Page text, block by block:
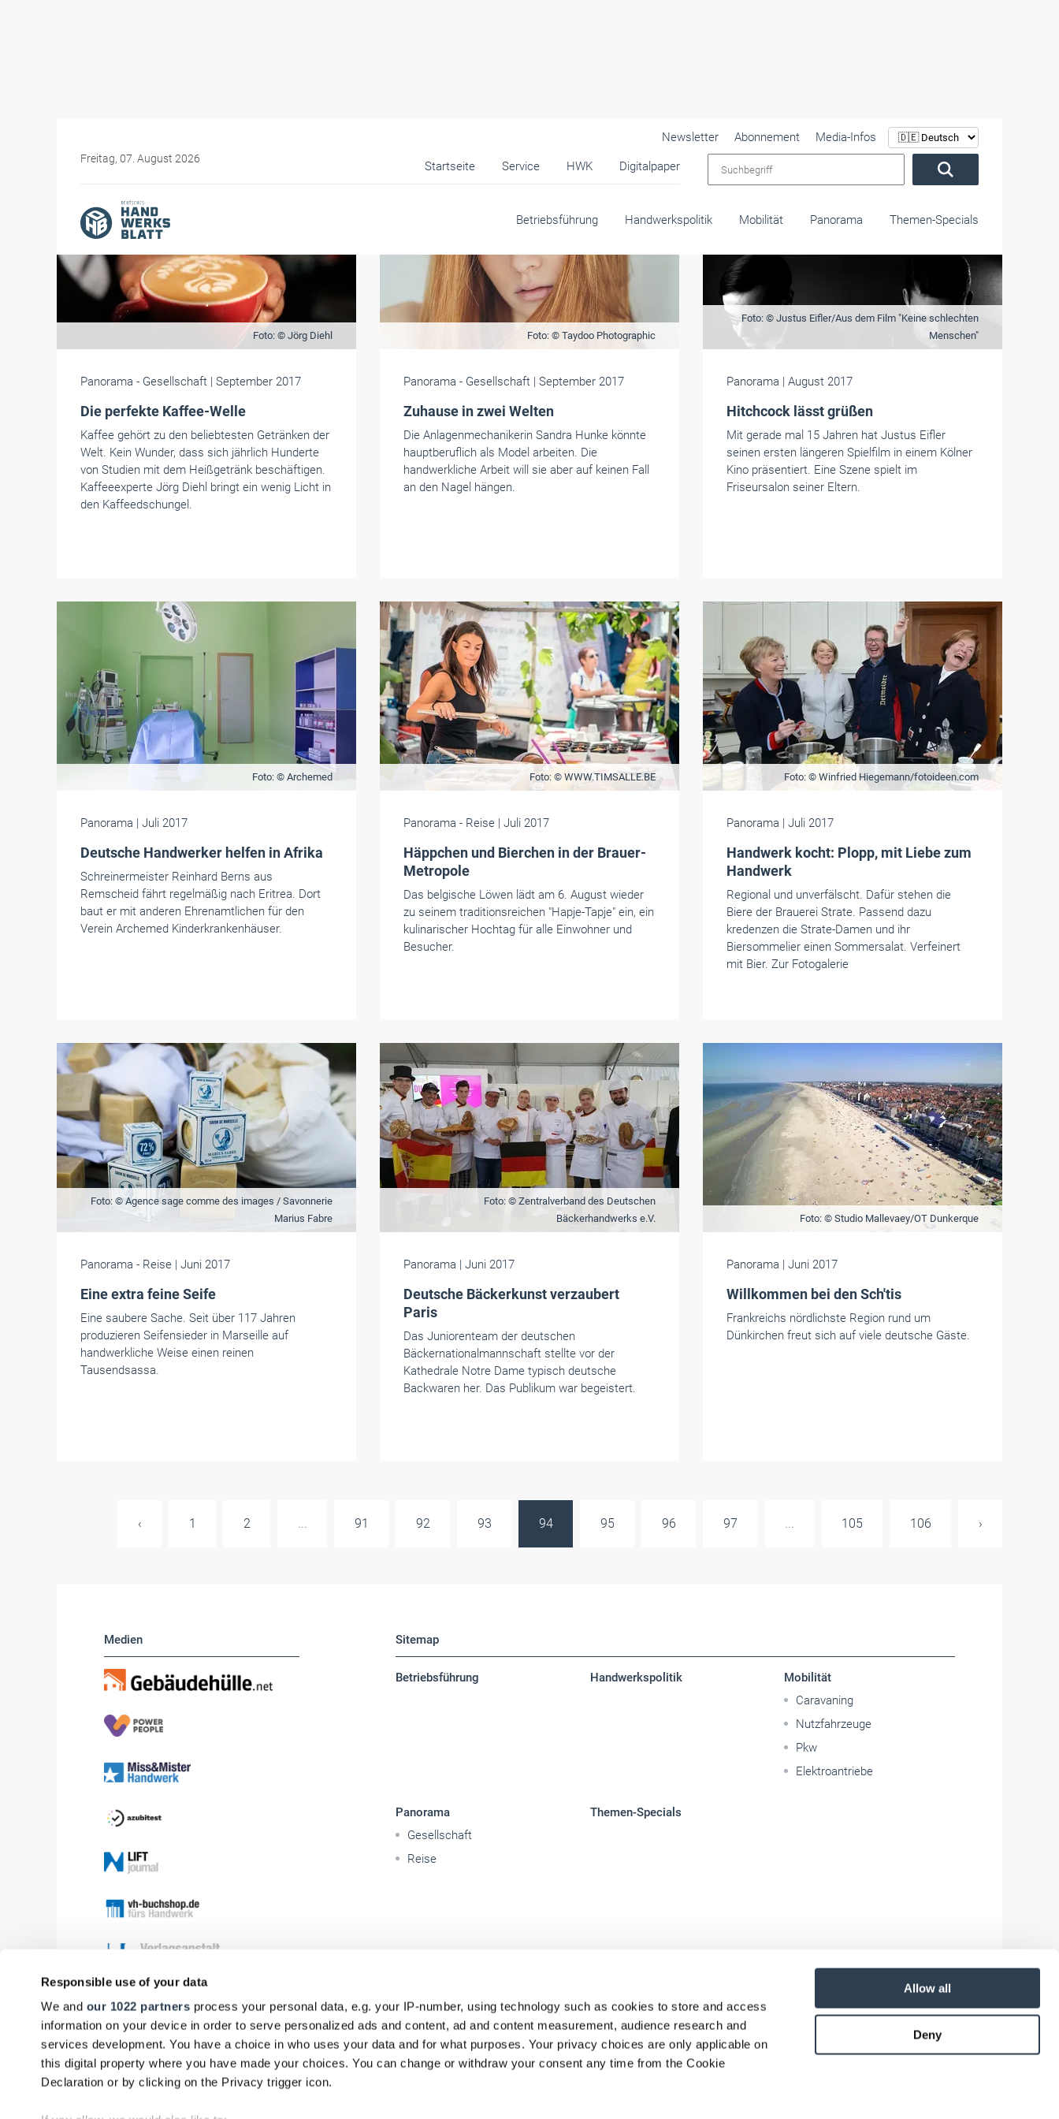
Responsible use of your data
We and our 1022 partners process your personal data, e.g. your IP-number, using technology such as cookies to store and access
information on your device in order to serve personalized ads and content, ad and content measurement, audience research and
services development. You have a choice in who uses your data and for what purposes. Your privacy choices are only applicable on
this digital property where you have made your choices. You can change or withdraw your consent any time from the Cookie
Declaration or by clicking on the Privacy trigger icon.
Allow all
Deny
Freitag, 07. August 2026
Startseite Service HWK Digitalpaper
Newsletter Abonnement
Media-Infos
Betriebsführung Handwerkspolitik Mobilität Panorama Themen-Specials
Foto: © Jörg Diehl
Panorama - Gesellschaft | September 2017
Die perfekte Kaffee-Welle
Kaffee gehört zu den beliebtesten Getränken der
Welt. Kein Wunder, dass sich jährlich Hunderte
von Studien mit dem Heißgetränk beschäftigen.
Kaffeeexperte Jörg Diehl bringt ein wenig Licht in
den Kaffeedschungel.
Foto: © Taydoo Photographic
Panorama - Gesellschaft | September 2017
Zuhause in zwei Welten
Die Anlagenmechanikerin Sandra Hunke könnte
hauptberuflich als Model arbeiten. Die
handwerkliche Arbeit will sie aber auf keinen Fall
an den Nagel hängen.
Foto: © Justus Eifler/Aus dem Film "Keine schlechten
Menschen"
Panorama | August 2017
Hitchcock lässt grüßen
Mit gerade mal 15 Jahren hat Justus Eifler
seinen ersten längeren Spielfilm in einem Kölner
Kino präsentiert. Eine Szene spielt im
Friseursalon seiner Eltern.
Foto: © Archemed
Panorama | Juli 2017
Deutsche Handwerker helfen in Afrika
Schreinermeister Reinhard Berns aus
Remscheid fährt regelmäßig nach Eritrea. Dort
baut er mit anderen Ehrenamtlichen für den
Verein Archemed Kinderkrankenhäuser.
Foto: © WWW.TIMSALLE.BE
Panorama - Reise | Juli 2017
Häppchen und Bierchen in der Brauer-
Metropole
Das belgische Löwen lädt am 6. August wieder
zu seinem traditionsreichen "Hapje-Tapje" ein, ein
kulinarischer Hochtag für alle Einwohner und
Besucher.
Foto: © Winfried Hiegemann/fotoideen.com
Panorama | Juli 2017
Handwerk kocht: Plopp, mit Liebe zum
Handwerk
Regional und unverfälscht. Dafür stehen die
Biere der ­Brauerei Strate. Passend dazu
kredenzen die Strate-Damen und ihr
Biersommelier einen Sommersalat. Verfeinert
mit Bier. Zur Fotogalerie
Foto: © Agence sage comme des images / Savonnerie
Marius Fabre
Panorama - Reise | Juni 2017
Eine extra feine Seife
Eine saubere Sache. Seit über 117 Jahren
produzieren Seifensieder in Marseille auf
handwerkliche Weise einen reinen
Tausendsassa.
Foto: © Zentralverband des Deutschen
Bäckerhandwerks e.V.
Panorama | Juni 2017
Deutsche Bäckerkunst verzaubert
Paris
Das Juniorenteam der deutschen
Bäckernationalmannschaft stellte vor der
Kathedrale Notre Dame typisch deutsche
Backwaren her. Das Publikum war begeistert.
Foto: © Studio Mallevaey/OT Dunkerque
Panorama | Juni 2017
Willkommen bei den Sch'tis
Frankreichs nördlichste Region rund um
Dünkirchen freut sich auf viele deutsche Gäste.
‹ 1 2 ... 91 92 93 94 95 96 97 ... 105 106 ›
Medien Sitemap
Betriebsführung Handwerkspolitik
Mobilität
Caravaning
Nutzfahrzeuge
Pkw
Elektroantriebe
Panorama
Gesellschaft
Reise
Themen-Specials